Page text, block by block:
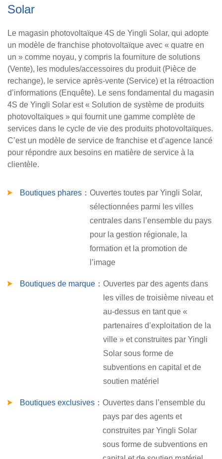
Solar
Le magasin photovoltaïque 4S de Yingli Solar, qui adopte
un modèle de franchise photovoltaïque avec « quatre en
un » comme noyau, y compris la fourniture de solutions
(Vente), les modules/accessoires du produit (Pièce de
rechange), le service après-vente (Service) et la rétroaction
d’informations (Enquête). Le sens fondamental du magasin
4S de Yingli Solar est « Solution de système de produits
photovoltaïques » qui fournit une gamme complète de
services dans le cycle de vie des produits photovoltaïques.
C’est un modèle de service de franchise et d’agence lancé
pour répondre aux besoins en matière de service à la
clientèle.
Boutiques phares： Ouvertes toutes par Yingli Solar,
sélectionnées parmi les villes
centrales dans l’ensemble du pays
pour la gestion régionale, la
formation et la promotion de
l’image
Boutiques de marque： Ouvertes par des agents dans
les villes de troisième niveau et
au-dessus en tant que «
partenaires d’exploitation de la
ville » et construites par Yingli
Solar sous forme de
subventions en capital et de
soutien matériel
Boutiques exclusives： Ouvertes dans l’ensemble du
pays par des agents et
construites par Yingli Solar
sous forme de subventions en